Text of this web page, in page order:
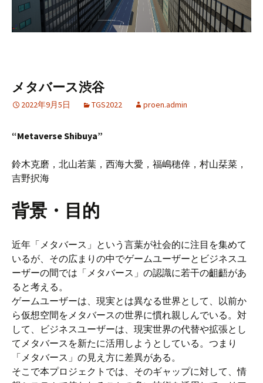
メタバース渋谷
2022年9月5日 TGS2022 proen.admin
“Metaverse Shibuya”
鈴木克磨，北山若葉，西海大愛，福嶋穂倖，村山栞菜，
吉野択海
背景・目的
近年「メタバース」という言葉が社会的に注目を集めて
いるが、その広まりの中でゲームユーザーとビジネスユ
ーザーの間では「メタバース」の認識に若干の齟齬があ
ると考える。
ゲームユーザーは、現実とは異なる世界として、以前か
ら仮想空間をメタバースの世界に慣れ親しんでいる。対
して、ビジネスユーザーは、現実世界の代替や拡張とし
てメタバースを新たに活用しようとしている。つまり
「メタバース」の見え方に差異がある。
そこで本プロジェクトでは、そのギャップに対して、情